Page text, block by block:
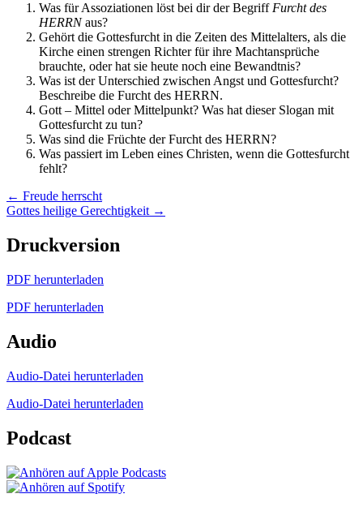
Was für Assoziationen löst bei dir der Begriff Furcht des
HERRNaus?
Gehört die Gottesfurcht in die Zeiten des Mittelalters, als die
Kirche einen strengen Richter für ihre Machtansprüche
brauchte, oder hat sie heute noch eine Bewandtnis?
Was ist der Unterschied zwischen Angst und Gottesfurcht?
Beschreibe die Furcht des HERRN.
Gott – Mittel oder Mittelpunkt? Was hat dieser Slogan mit
Gottesfurcht zu tun?
Was sind die Früchte der Furcht des HERRN?
Was passiert im Leben eines Christen, wenn die Gottesfurcht
fehlt?
Posts
navigation
← Freude herrscht
Gottes heilige Gerechtigkeit →
Druckversion
PDF herunterladen
PDF herunterladen
Audio
Audio-Datei herunterladen
Audio-Datei herunterladen
Podcast